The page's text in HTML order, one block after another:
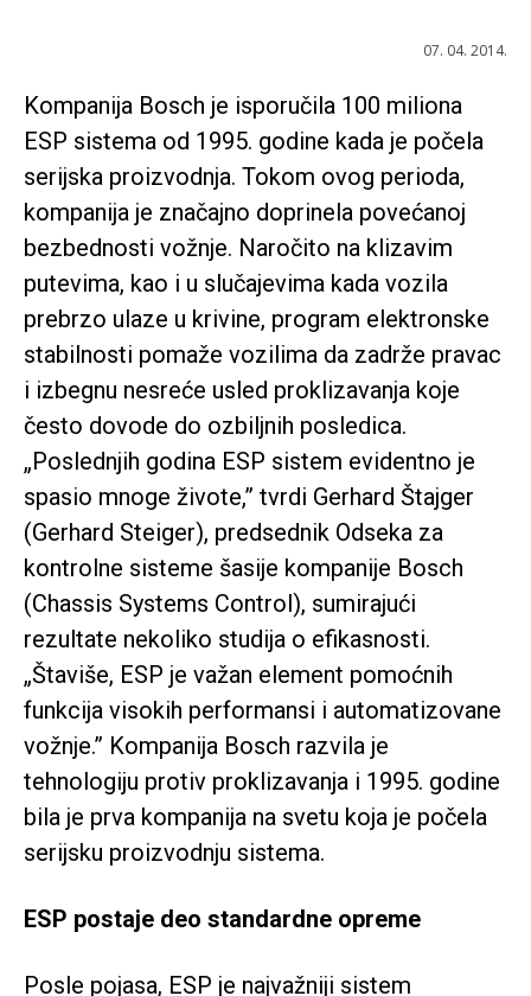
07. 04. 2014.
Kompanija Bosch je isporučila 100 miliona
ESP sistema od 1995. godine kada je počela
serijska proizvodnja. Tokom ovog perioda,
kompanija je značajno doprinela povećanoj
bezbednosti vožnje. Naročito na klizavim
putevima, kao i u slučajevima kada vozila
prebrzo ulaze u krivine, program elektronske
stabilnosti pomaže vozilima da zadrže pravac
i izbegnu nesreće usled proklizavanja koje
često dovode do ozbiljnih posledica.
„Poslednjih godina ESP sistem evidentno je
spasio mnoge živote,” tvrdi Gerhard Štajger
(Gerhard Steiger), predsednik Odseka za
kontrolne sisteme šasije kompanije Bosch
(Chassis Systems Control), sumirajući
rezultate nekoliko studija o efikasnosti.
„Štaviše, ESP je važan element pomoćnih
funkcija visokih performansi i automatizovane
vožnje.” Kompanija Bosch razvila je
tehnologiju protiv proklizavanja i 1995. godine
bila je prva kompanija na svetu koja je počela
serijsku proizvodnju sistema.
ESP postaje deo standardne opreme
Posle pojasa, ESP je najvažniji sistem